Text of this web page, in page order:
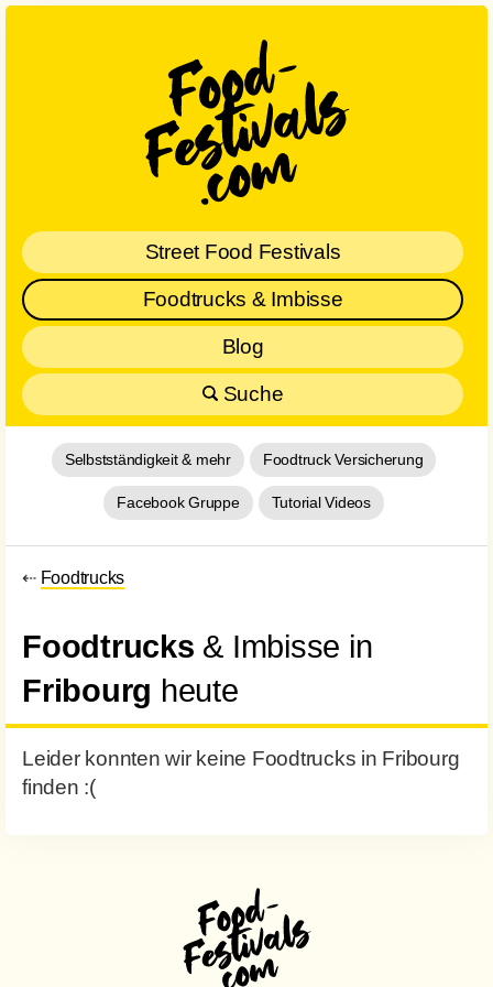
Street Food Festivals
Foodtrucks & Imbisse
Blog
Suche
Selbstständigkeit & mehr Foodtruck Versicherung
Facebook Gruppe Tutorial Videos
⇠ Foodtrucks
Foodtrucks & Imbisse in
Fribourg heute
Leider konnten wir keine Foodtrucks in Fribourg
finden :(